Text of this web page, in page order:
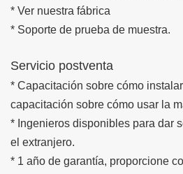
* Ver nuestra fábrica
* Soporte de prueba de muestra.
Servicio postventa
* Capacitación sobre cómo
capacitación sobre cómo usar la
* Ingenieros disponibles para dar
el extranjero.
* 1 año de garantía, proporcione